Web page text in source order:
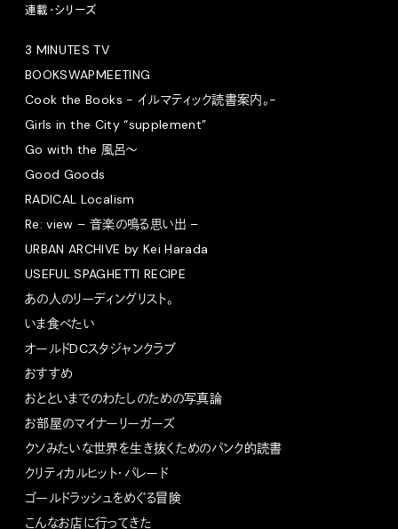
連載・シリーズ
3 MINUTES TV
BOOKSWAPMEETING
Cook the Books - イルマティック読書案内。-
Girls in the City “supplement”
Go with the 風呂〜
Good Goods
RADICAL Localism
Re: view – 音楽の鳴る思い出 –
URBAN ARCHIVE by Kei Harada
USEFUL SPAGHETTI RECIPE
あの人のリーディングリスト。
いま食べたい
オールドDCスタジャンクラブ
おすすめ
おとといまでのわたしのための写真論
お部屋のマイナーリーガーズ
クソみたいな世界を生き抜くためのパンク的読書
クリティカルヒット・パレード
ゴールドラッシュをめぐる冒険
こんなお店に行ってきた